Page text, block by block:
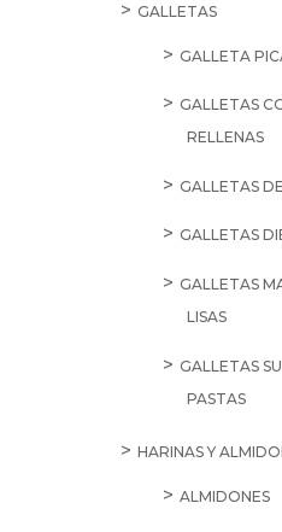
GALLETAS
GALLETA
GALLETAS
RELLENAS
GALLETAS
GALLETAS
GALLETAS
LISAS
GALLETAS
PASTAS
HARINAS Y
ALMIDONES